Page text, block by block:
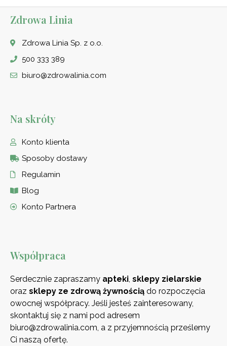
Zdrowa Linia
Zdrowa Linia Sp. z o.o.
500 333 389
biuro@zdrowalinia.com
Na skróty
Konto klienta
Sposoby dostawy
Regulamin
Blog
Konto Partnera
Współpraca
Serdecznie zapraszamy apteki, sklepy zielarskie
oraz sklepy ze zdrową żywnością do rozpoczęcia
owocnej współpracy. Jeśli jesteś zainteresowany,
skontaktuj się z nami pod adresem
biuro@zdrowalinia.com, a z przyjemnością prześlemy
Ci naszą ofertę.